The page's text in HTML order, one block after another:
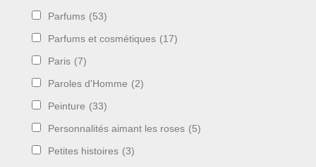
Parfums (53)
Parfums et cosmétiques (17)
Paris (7)
Paroles d'Homme (2)
Peinture (33)
Personnalités aimant les roses (5)
Petites histoires (3)